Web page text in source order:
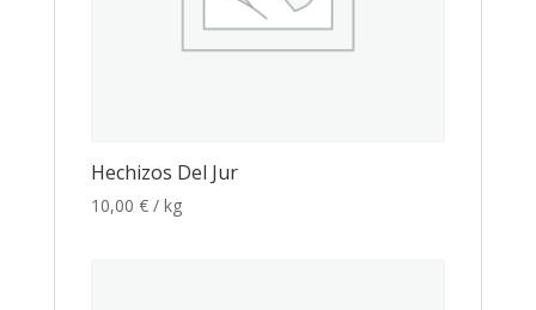
Hechizos Del Jur
10,00 € / kg